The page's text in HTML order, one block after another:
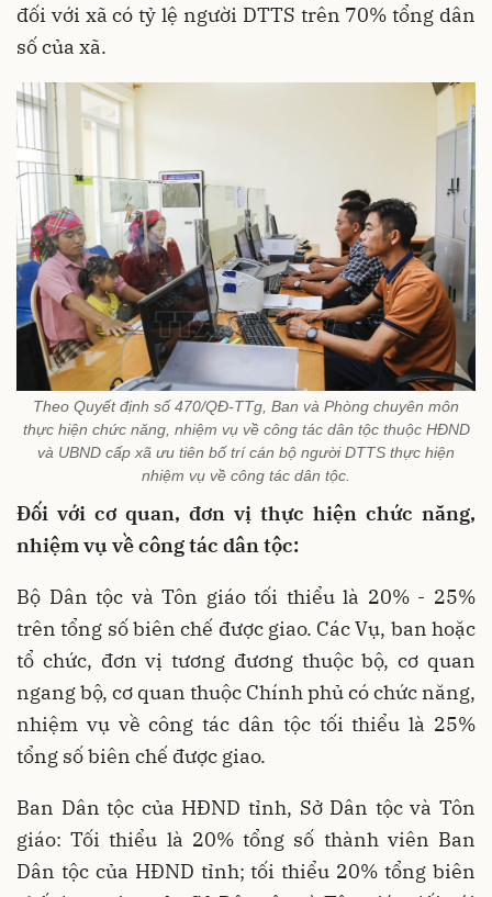
đối với xã có tỷ lệ người DTTS trên 70% tổng dân
số của xã.
Theo Quyết định số 470/QĐ-TTg, Ban và Phòng chuyên môn
thực hiện chức năng, nhiệm vụ về công tác dân tộc thuộc HĐND
và UBND cấp xã ưu tiên bố trí cán bộ người DTTS thực hiện
nhiệm vụ về công tác dân tộc.
Đối với cơ quan, đơn vị thực hiện chức năng,
nhiệm vụ về công tác dân tộc:
Bộ Dân tộc và Tôn giáo tối thiểu là 20% - 25%
trên tổng số biên chế được giao. Các Vụ, ban hoặc
tổ chức, đơn vị tương đương thuộc bộ, cơ quan
ngang bộ, cơ quan thuộc Chính phủ có chức năng,
nhiệm vụ về công tác dân tộc tối thiểu là 25%
tổng số biên chế được giao.
Ban Dân tộc của HĐND tỉnh, Sở Dân tộc và Tôn
giáo: Tối thiểu là 20% tổng số thành viên Ban
Dân tộc của HĐND tỉnh; tối thiểu 20% tổng biên